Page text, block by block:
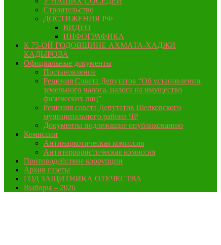
Строительство
ДОСТИЖЕНИЯ РФ
ВИДЕО
ИНФОГРАФИКА
К 75-ОЙ ГОДОВЩИНЕ АХМАТА-ХАДЖИ
КАДЫРОВА
Официальные документы
Постановление
Решения Совета Депутатов “Об установлении
земельного налога, налога на имущество
физических лиц”
Решения совета Депутатов Шелковского
муниципального района ЧР
Документы подлежащие опубликованию
Комиссии
Антинаркотическая комиссия
Антитеррористическая комиссия
Противодействие коррупции
Архив газеты
ГОД ЗАЩИТНИКА ОТЕЧЕСТВА
Выборы – 2026